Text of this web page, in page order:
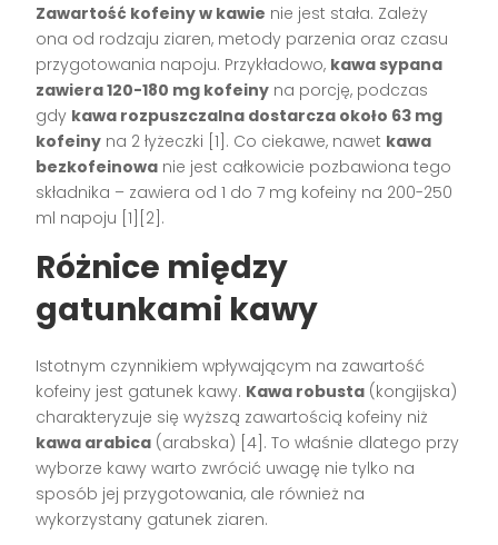
Zawartość kofeiny w kawie nie jest stała. Zależy
ona od rodzaju ziaren, metody parzenia oraz czasu
przygotowania napoju. Przykładowo, kawa sypana
zawiera 120-180 mg kofeiny na porcję, podczas
gdy kawa rozpuszczalna dostarcza około 63 mg
kofeiny na 2 łyżeczki [1]. Co ciekawe, nawet kawa
bezkofeinowa nie jest całkowicie pozbawiona tego
składnika – zawiera od 1 do 7 mg kofeiny na 200-250
ml napoju [1][2].
Różnice między
gatunkami kawy
Istotnym czynnikiem wpływającym na zawartość
kofeiny jest gatunek kawy. Kawa robusta (kongijska)
charakteryzuje się wyższą zawartością kofeiny niż
kawa arabica (arabska) [4]. To właśnie dlatego przy
wyborze kawy warto zwrócić uwagę nie tylko na
sposób jej przygotowania, ale również na
wykorzystany gatunek ziaren.